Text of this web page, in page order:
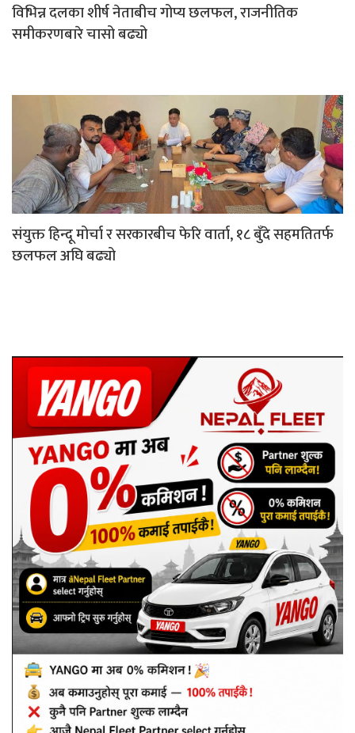
विभिन्न दलका शीर्ष नेताबीच गोप्य छलफल, राजनीतिक
समीकरणबारे चासो बढ्यो
संयुक्त हिन्दू मोर्चा र सरकारबीच फेरि वार्ता, १८ बुँदे सहमतितर्फ
छलफल अघि बढ्यो